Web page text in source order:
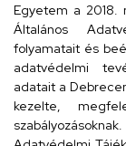
4024
Egyetem a 2018.
Általános
folyamatait és
adatvédelmi
adatait a
kezelte,